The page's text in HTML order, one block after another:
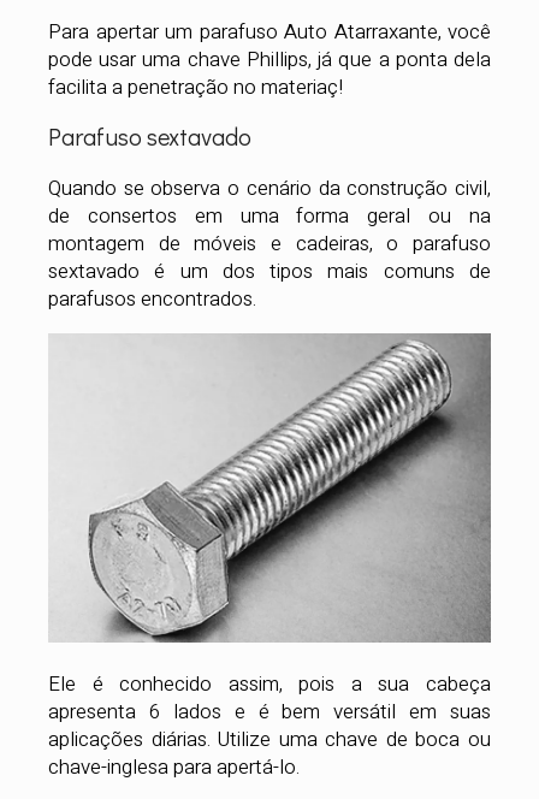
Para apertar um parafuso Auto Atarraxante, você
pode usar uma chave Phillips, já que a ponta dela
facilita a penetração no materiaç!
Parafuso sextavado
Quando se observa o cenário da construção civil,
de consertos em uma forma geral ou na
montagem de móveis e cadeiras, o parafuso
sextavado é um dos tipos mais comuns de
parafusos encontrados.
Ele é conhecido assim, pois a sua cabeça
apresenta 6 lados e é bem versátil em suas
aplicações diárias. Utilize uma chave de boca ou
chave-inglesa para apertá-lo.